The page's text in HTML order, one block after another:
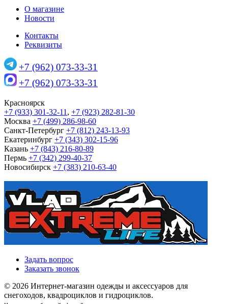
О магазине
Новости
Контакты
Реквизиты
+7 (962) 073-33-31
+7 (962) 073-33-31
Красноярск
+7 (933) 301-32-11 , +7 (923) 282-81-30
Москва +7 (499) 286-98-60
Санкт-Петербург +7 (812) 243-13-93
Екатеринбург +7 (343) 302-15-96
Казань +7 (843) 216-80-89
Пермь +7 (342) 299-40-37
Новосибирск +7 (383) 210-63-40
Задать вопрос
Заказать звонок
© 2026 Интернет-магазин одежды и аксессуаров для
снегоходов, квадроциклов и гидроциклов.